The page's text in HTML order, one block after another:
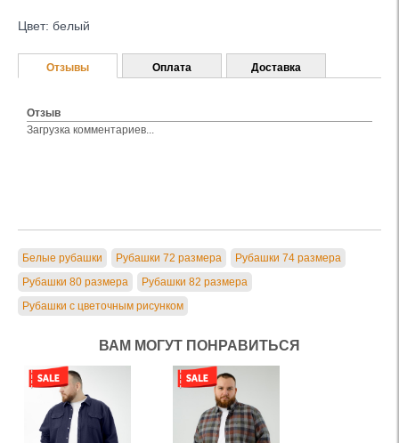
Цвет: белый
Отзывы
Отзыв
Загрузка комментариев...
Оплата Доставка
Белые рубашки Рубашки 72 размера
Рубашки 74 размера
Рубашки 80 размера
Рубашки 82 размера
Рубашки с цветочным рисунком
ВАМ МОГУТ ПОНРАВИТЬСЯ